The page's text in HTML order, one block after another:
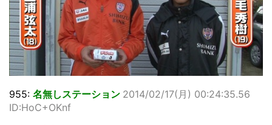
955: 名無しステーション 2014/02/17(月) 00:24:35.56
ID:HoC+OKnf